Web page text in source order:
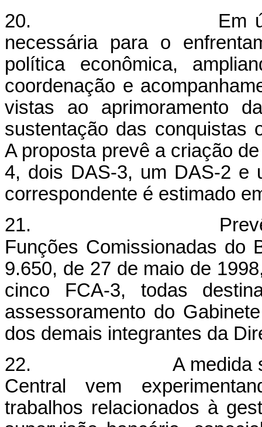
20. Em última
necessária para o
política econômica,
coordenação e
vistas ao aprimoramento
sustentação das conquistas
A proposta prevê a criação
4, dois DAS-3, um DAS-2 e
correspondente é estimado
21. Prevê-se ainda
Funções Comissionadas do
9.650, de 27 de maio de
cinco FCA-3, todas
assessoramento do
dos demais integrantes da
22. A medida se
Central vem
trabalhos relacionados à